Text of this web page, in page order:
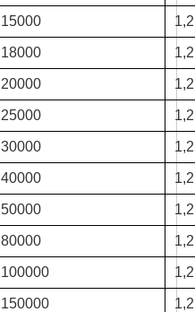
15000
18000
20000
25000
30000
40000
50000
80000
100000
150000